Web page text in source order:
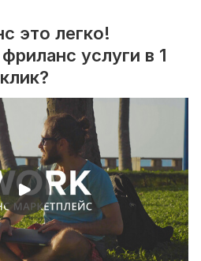
это легко!
услуги в 1
клик?